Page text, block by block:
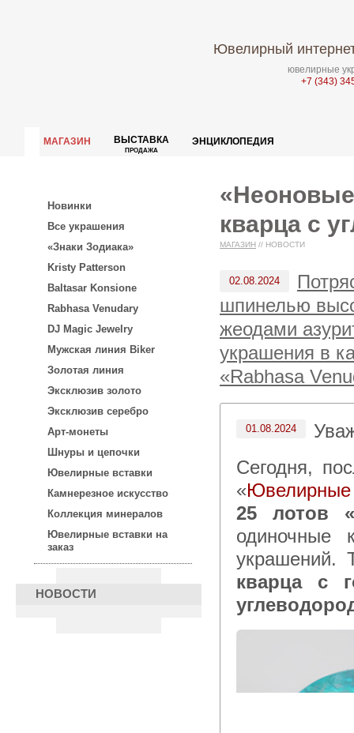
Ювелирный
ювелирные
+7 (343)
МАГАЗИН ВЫСТАВКА
ПРОДАЖА
ЭНЦИКЛОПЕДИЯ
Новинки
Все украшения
«Знаки Зодиака»
Kristy Patterson
Baltasar Konsione
Rabhasa Venudary
DJ Magic Jewelry
Мужская линия Biker
Золотая линия
Эксклюзив золото
Эксклюзив серебро
Арт-монеты
Шнуры и цепочки
Ювелирные вставки
Камнерезное искусство
Коллекция минералов
Ювелирные вставки на
заказ
НОВОСТИ
кварца с
МАГАЗИН // НОВОСТИ
02.08.2024
шпинелью
жеодами
украшения в
«Rabhasa
01.08.2024
Сегодня, после 15:00 по московскому времени в каталоге
«Ювелирные
25 лотов
одиночные
украшений.
кварца с